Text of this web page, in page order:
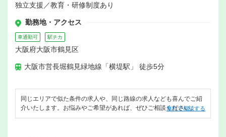
独立支援／教育・研修制度あり
勤務地・アクセス
車通勤可 駅チカ
大阪府大阪市鶴見区
大阪市営長堀鶴見緑地線「横堤駅」 徒歩5分
同じエリアで似た条件の求人や、同じ路線の求人なども喜んでご紹
介いたします。お悩みやご希望があれば、ぜひご相談ください。
無料で相談する